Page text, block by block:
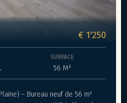
€ 1'250
SURFACE
56 M²
– Bureau neuf de 56 m²